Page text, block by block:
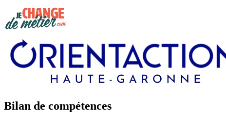
Bilan de compétences